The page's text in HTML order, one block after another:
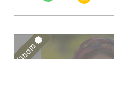
מוסמך/ת